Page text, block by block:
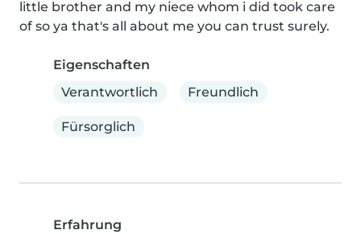
little brother and my niece whom i did took care
of so ya that's all about me you can trust surely.
Eigenschaften
Verantwortlich
Freundlich
Fürsorglich
Erfahrung